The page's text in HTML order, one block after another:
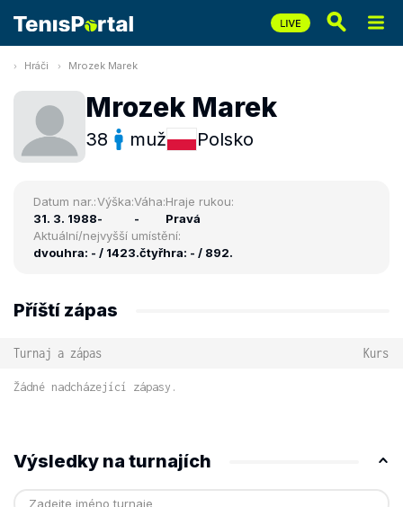
Hráči Mrozek Marek
Mrozek Marek
38 muž Polsko
Datum nar.:
31. 3. 1988
Výška:
-
Váha:
-
Hraje rukou:
Pravá
Aktuální/nejvyšší umístění:
dvouhra: - / 1423.čtyřhra: - / 892.
Příští zápas
Turnaj a zápas Kurs
Žádné nadcházející zápasy.
Výsledky na turnajích